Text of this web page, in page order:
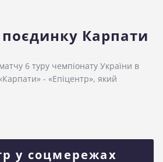
поєдинку Карпати
6 туру чемпіонату України в
- «Епіцентр», який
у соцмережах